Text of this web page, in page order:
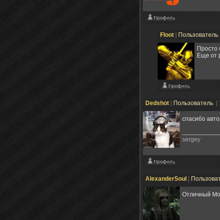
Floot Пользователь
Просто
Еще от
Dedshot Пользователь
спасибо
sergey
AlexanderSoul
Отличный